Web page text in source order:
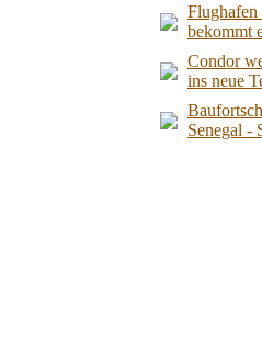
bekommt
Condor
ins neue
Senegal -